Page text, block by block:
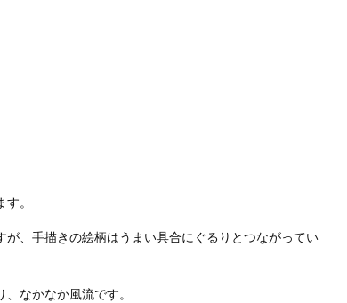
。
、手描きの絵柄はうまい具合にぐるりとつながってい
なかなか風流です。